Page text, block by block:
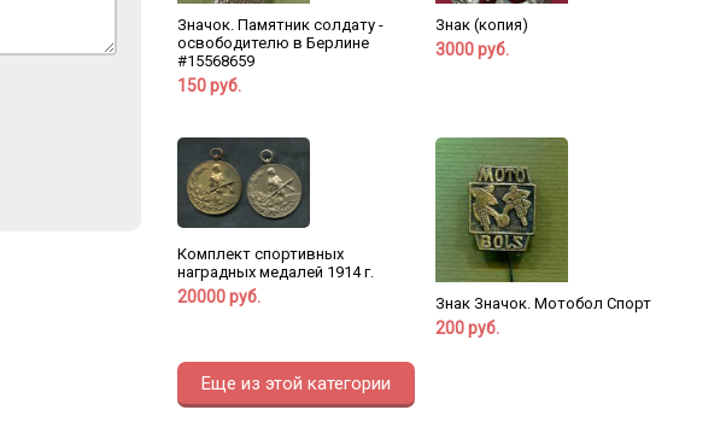
Значок. Памятник солдату -
освободителю в Берлине
#15568659
150 руб.
Знак (копия)
3000 руб.
Комплект спортивных
наградных медалей 1914 г.
20000 руб. Знак Значок. Мотобол Спорт
200 руб.
Еще из этой категории